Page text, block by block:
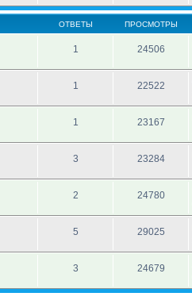
ОТВЕТЫ ПРОСМОТРЫ
1 24506
1 22522
1 23167
3 23284
2 24780
5 29025
3 24679